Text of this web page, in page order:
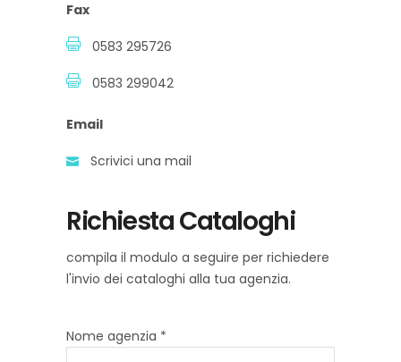
Fax
0583 295726
0583 299042
Email
Scrivici una mail
Richiesta Cataloghi
compila il modulo a seguire per richiedere
l'invio dei cataloghi alla tua agenzia.
Nome agenzia *